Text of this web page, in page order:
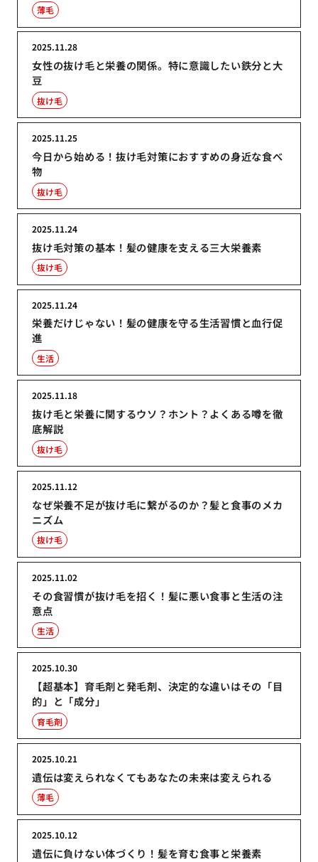
薄毛
女性の抜け毛と栄養の関係。特に意識したい鉄分と大
豆
2025.11.28
抜け毛
今日から始める！抜け毛対策におすすめの身近な食べ
物
2025.11.25
抜け毛
抜け毛対策の基本！髪の健康を支える三大栄養素
2025.11.24
抜け毛
栄養だけじゃない！髪の健康を守る生活習慣と血行促
進
2025.11.24
生活
抜け毛と栄養に関するウソ？ホント？よくある噂を徹
底解説
2025.11.18
抜け毛
なぜ栄養不足が抜け毛に繋がるのか？髪と食事のメカ
ニズム
2025.11.12
抜け毛
その食習慣が抜け毛を招く！髪に悪い食事と生活の注
意点
2025.11.02
生活
【超基本】育毛剤と発毛剤、決定的な違いはその「目
的」と「成分」
2025.10.30
育毛剤
遺伝は変えられなくてもあなたの未来は変えられる
2025.10.21
薄毛
遺伝に負けない体づくり！髪を育む食事と栄養素
2025.10.12